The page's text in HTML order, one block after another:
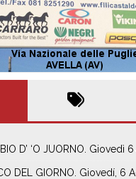
D’ ‘O JUORNO. Giovedì
DEL GIORNO. Giovedí, 6